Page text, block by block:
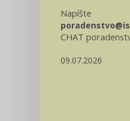
CHAT
09.07.2026